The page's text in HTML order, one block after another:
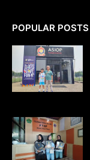
POPULAR POSTS